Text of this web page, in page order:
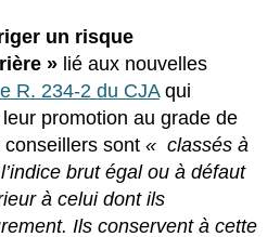
un risque
» lié aux nouvelles
R. 234-2 du CJAqui
promotion au grade de
sont « classés à
brut égal ou à défaut
à celui dont ils
Ils conservent à cette